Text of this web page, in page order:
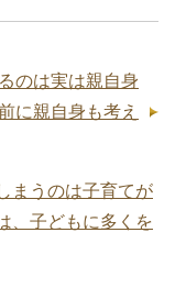
のは実は親自身
に親自身も考え
まうのは子育てが
、子どもに多くを